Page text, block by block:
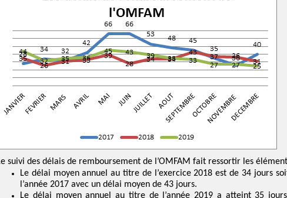
suivi des délais de remboursement de l’OMFAM fait ressortir les
Le délai moyen annuel au titre de l’exercice 2018 est de 34 jours
l’année 2017 avec un délai moyen de 43 jours.
Le délai moyen annuel au titre de l’année 2019 a atteint 35